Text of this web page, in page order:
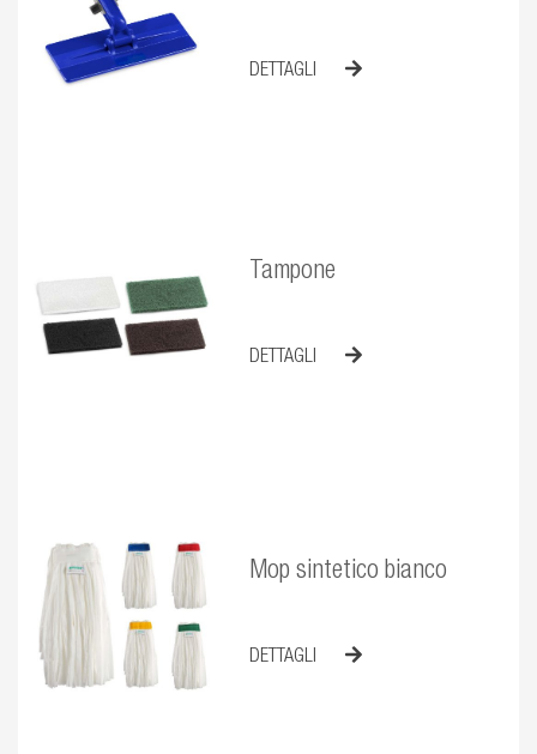
DETTAGLI
Tampone
DETTAGLI
Mop sintetico bianco
DETTAGLI